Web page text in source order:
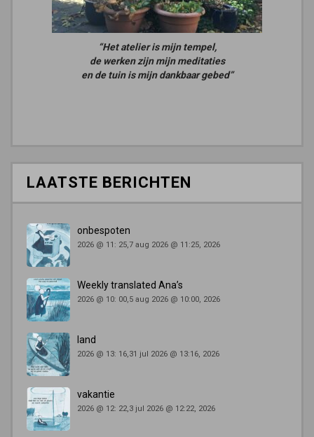
“Het atelier is mijn tempel,
de werken zijn mijn meditaties
en de tuin is mijn dankbaar gebed”
LAATSTE BERICHTEN
onbespoten
2026 @ 11: 25,7 aug 2026 @ 11:25, 2026
Weekly translated Ana’s
2026 @ 10: 00,5 aug 2026 @ 10:00, 2026
land
2026 @ 13: 16,31 jul 2026 @ 13:16, 2026
vakantie
2026 @ 12: 22,3 jul 2026 @ 12:22, 2026